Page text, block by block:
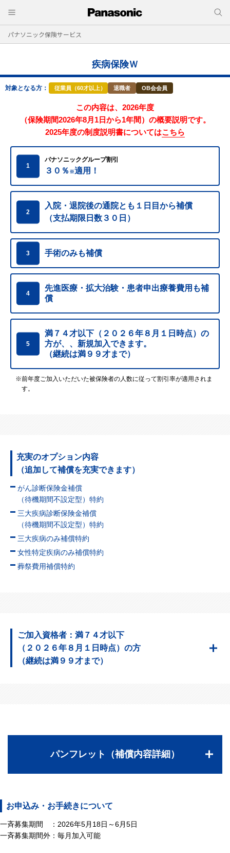
パナソニック保険サービス
疾病保険Ｗ
対象となる方： 従業員（60才以上） 退職者 OB会会員
この内容は、2026年度
（保険期間2026年8月1日から1年間）の概要説明です。
2025年度の制度説明書についてはこちら
1
パナソニックグループ割引
３０％ ※適用！
2
入院・退院後の通院とも１日目から補償
（支払期限日数３０日）
3 手術のみも補償
4
先進医療・拡大治験・患者申出療養費用も補
償
5
満７４才以下（２０２６年８月１日時点）の
方が、、 新規加入できます。
（継続は満９９才まで）
※前年度ご加入いただいた被保険者の人数に従って割引率が適用されま
す。
充実のオプション内容
（追加して補償を充実できます）
がん診断保険金補償
（待機期間不設定型）特約
三大疾病診断保険金補償
（待機期間不設定型）特約
三大疾病のみ補償特約
女性特定疾病のみ補償特約
葬祭費用補償特約
ご加入資格者：満７４才以下
（２０２６年８月１日時点）の方
（継続は満９９才まで）
パンフレット（補償内容詳細）
お申込み・お手続きについて
一斉募集期間 ：2026年5月18日～6月5日
一斉募集期間外：毎月加入可能